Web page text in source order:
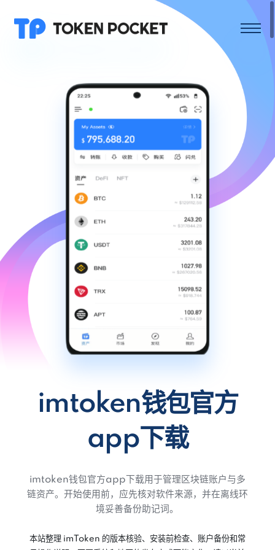
imtoken钱包官方
app下载
imtoken钱包官方app下载用于管理区块链账户与多
链资产。开始使用前，应先核对软件来源，并在离线环
境妥善备份助记词。
本站整理 imToken 的版本核验、安装前检查、账户备份和常